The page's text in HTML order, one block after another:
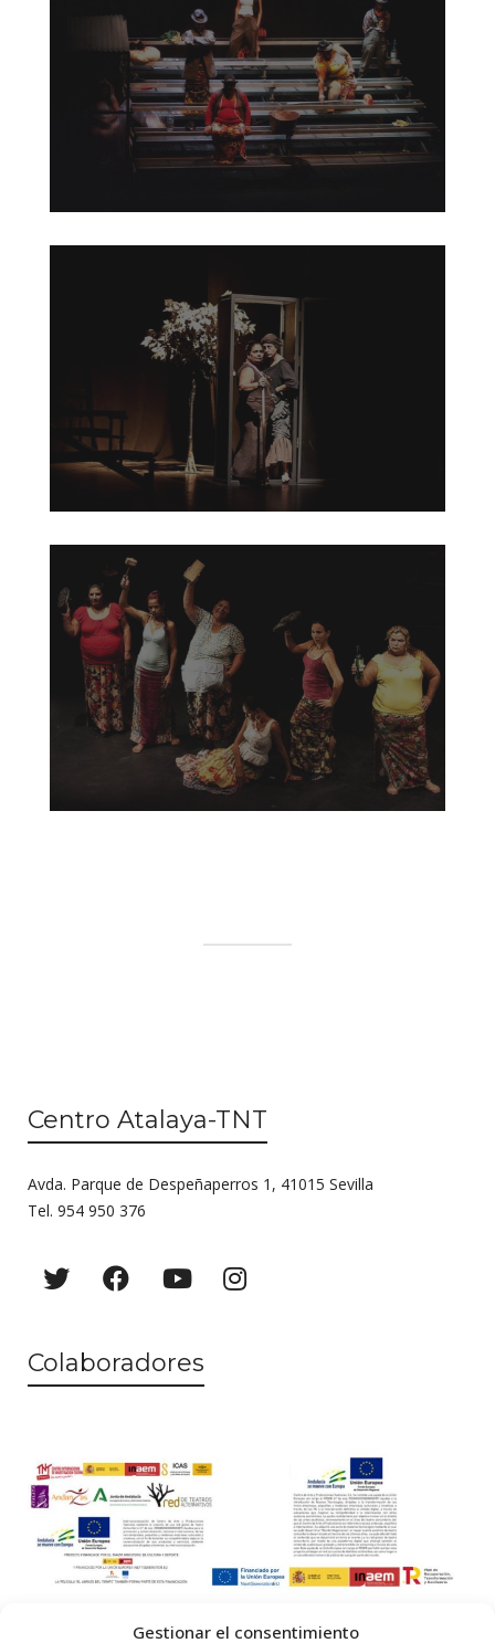
Gestionar el consentimiento
Centro Atalaya-TNT
Avda. Parque de Despeñaperros 1, 41015 Sevilla
Tel. 954 950 376
Colaboradores